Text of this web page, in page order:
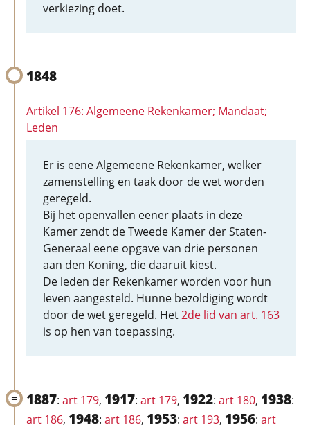
verkiezing doet.
1848
Artikel 176: Algemeene Rekenkamer; Mandaat;
Leden
Er is eene Algemeene Rekenkamer, welker
zamenstelling en taak door de wet worden
geregeld.
Bij het openvallen eener plaats in deze
Kamer zendt de Tweede Kamer der Staten-
Generaal eene opgave van drie personen
aan den Koning, die daaruit kiest.
De leden der Rekenkamer worden voor hun
leven aangesteld. Hunne bezoldiging wordt
door de wet geregeld. Het2de lid van art. 163
is op hen van toepassing.
1887: art 179, 1917: art 179, 1922: art 180, 1938:
art 186, 1948: art 186, 1953: art 193, 1956: art